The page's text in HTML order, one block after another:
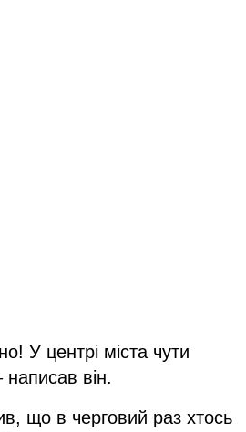
У центрі міста чути
він.
що в черговий раз хтось